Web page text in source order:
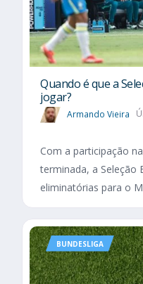
Quando é que a
jogar?
Armando Vieira
Com a participação
terminada, a Seleção
eliminatórias para o
BUNDESLIGA